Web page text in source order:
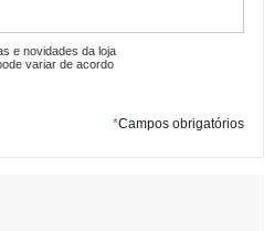
e novidades da loja
variar de acordo
*Campos obrigatórios